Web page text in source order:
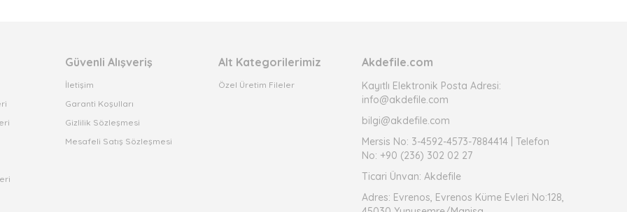
Güvenli Alışveriş
İletişim
Garanti Koşulları
Gizlilik Sözleşmesi
Mesafeli Satış Sözleşmesi
Alt Kategorilerimiz
Özel Üretim Fileler
Akdefile.com
Kayıtlı Elektronik Posta Adresi:
info@akdefile.com
bilgi@akdefile.com
Mersis No: 3-4592-4573-7884414 | Telefon
No: +90 (236) 302 02 27
Ticari Ünvan: Akdefile
Adres: Evrenos, Evrenos Küme Evleri No:128,